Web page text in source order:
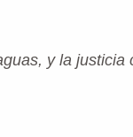
y la justicia